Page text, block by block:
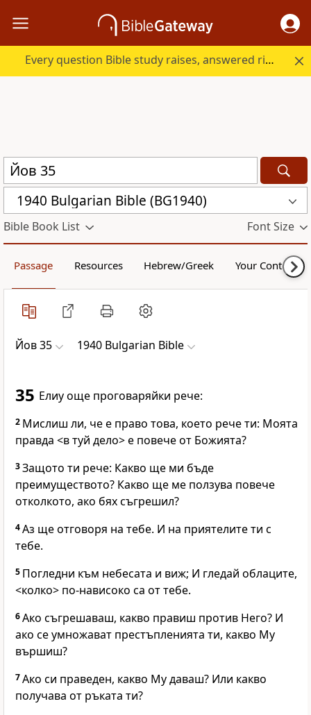
Every question Bible study raises, answered right here.
1940 Bulgarian Bible (BG1940)
Bible Book List Font Size
Passage Resources Hebrew/Greek Your Content
Йов 35 1940 Bulgarian Bible
35 Елиу още проговаряйки рече:
2 Мислиш ли, че е право това, което рече ти: Моята
правда <в туй дело> е повече от Божията?
3Защото ти рече: Какво ще ми бъде
преимуществото? Какво ще ме ползува повече
отколкото, ако бях съгрешил?
4Аз ще отговоря на тебе. И на приятелите ти с
тебе.
5 Погледни към небесата и виж; И гледай облаците,
<колко> по-нависоко са от тебе.
6Ако съгрешаваш, какво правиш против Него? И
ако се умножават престъпленията ти, какво Му
вършиш?
7Ако си праведен, какво Му даваш? Или какво
получава от ръката ти?